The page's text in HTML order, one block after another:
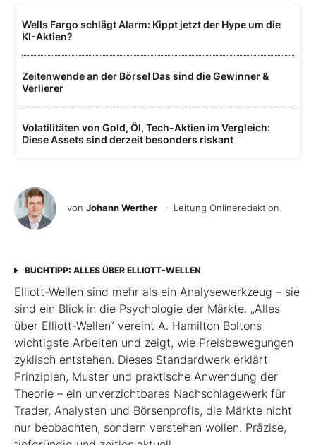
Wells Fargo schlägt Alarm: Kippt jetzt der Hype um die
KI-Aktien?
Zeitenwende an der Börse! Das sind die Gewinner &
Verlierer
Volatilitäten von Gold, Öl, Tech-Aktien im Vergleich:
Diese Assets sind derzeit besonders riskant
von Johann Werther · Leitung Onlineredaktion
BUCHTIPP: ALLES ÜBER ELLIOTT-WELLEN
Elliott-Wellen sind mehr als ein Analysewerkzeug – sie
sind ein Blick in die Psychologie der Märkte. „Alles
über Elliott-Wellen“ vereint A. Hamilton Boltons
wichtigste Arbeiten und zeigt, wie Preisbewegungen
zyklisch entstehen. Dieses Standardwerk erklärt
Prinzipien, Muster und praktische Anwendung der
Theorie – ein unverzichtbares Nachschlagewerk für
Trader, Analysten und Börsenprofis, die Märkte nicht
nur beobachten, sondern verstehen wollen. Präzise,